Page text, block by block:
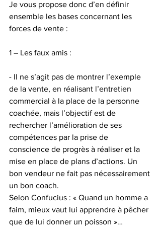
Je vous propose donc d’en définir
ensemble les bases concernant les
forces de vente :
1 – Les faux amis :
- Il ne s’agit pas de montrer l’exemple
de la vente, en réalisant l’entretien
commercial à la place de la personne
coachée, mais l’objectif est de
rechercher l’amélioration de ses
compétences par la prise de
conscience de progrès à réaliser et la
mise en place de plans d’actions. Un
bon vendeur ne fait pas nécessairement
un bon coach.
Selon Confucius : « Quand un homme a
faim, mieux vaut lui apprendre à pêcher
que de lui donner un poisson »…